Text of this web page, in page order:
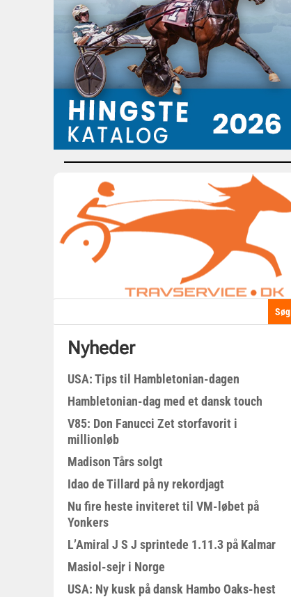
Nyheder
USA: Tips til Hambletonian-dagen
Hambletonian-dag med et dansk touch
V85: Don Fanucci Zet storfavorit i
millionløb
Madison Tårs solgt
Idao de Tillard på ny rekordjagt
Nu fire heste inviteret til VM-løbet på
Yonkers
L’Amiral J S J sprintede 1.11.3 på Kalmar
Masiol-sejr i Norge
USA: Ny kusk på dansk Hambo Oaks-hest